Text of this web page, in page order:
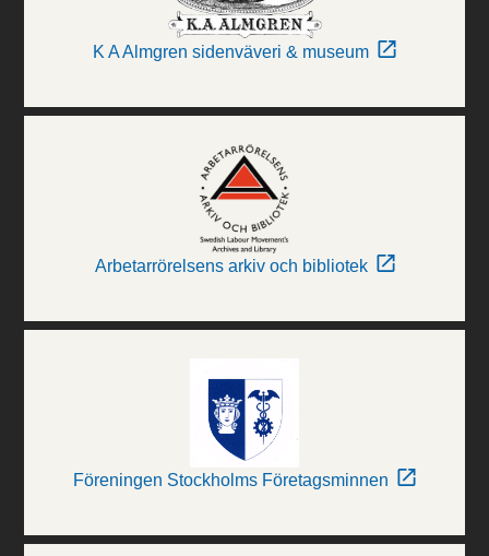
K A Almgren sidenväveri & museum
Arbetarrörelsens arkiv och bibliotek
Föreningen Stockholms Företagsminnen